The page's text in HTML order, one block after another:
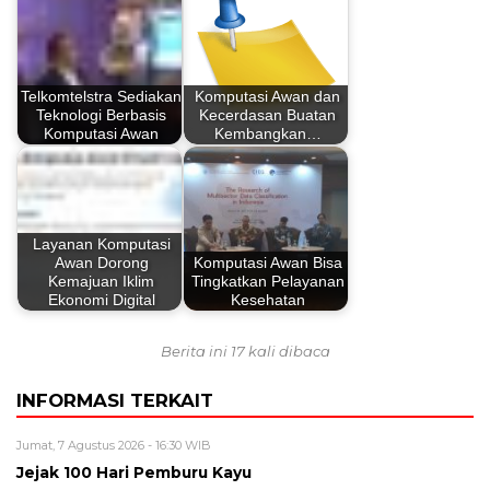
Telkomtelstra Sediakan
Teknologi Berbasis
Komputasi Awan
Komputasi Awan dan
Kecerdasan Buatan
Kembangkan…
Layanan Komputasi
Awan Dorong
Kemajuan Iklim
Ekonomi Digital
Komputasi Awan Bisa
Tingkatkan Pelayanan
Kesehatan
Berita ini 17 kali dibaca
INFORMASI TERKAIT
Jumat, 7 Agustus 2026 - 16:30 WIB
Jejak 100 Hari Pemburu Kayu